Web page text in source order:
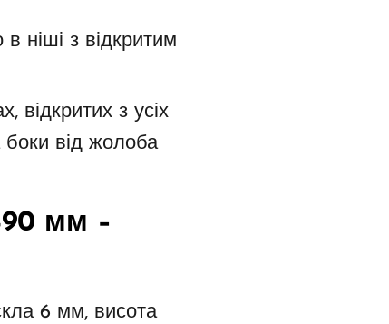
ніші з відкритим
відкритих з усіх
боки від жолоба
мм –
6 мм, висота